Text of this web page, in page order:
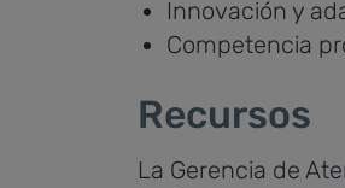
Innovación y
Competencia
Recursos
La Gerencia de